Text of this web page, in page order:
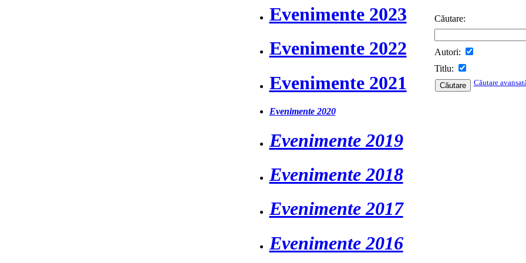
Evenimente 2023
Evenimente 2022
Evenimente 2021
Evenimente 2020
Evenimente 2019
Evenimente 2018
Evenimente 2017
Evenimente 2016
Căutare:
Autori:
Titlu:
Căutare